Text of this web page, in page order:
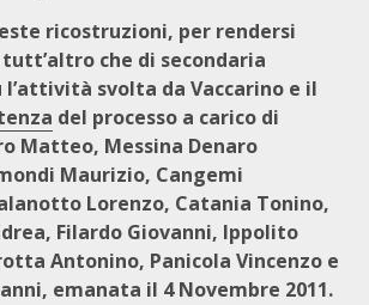
ricostruzioni, per rendersi
che di secondaria
svolta da Vaccarino e il
del processo a carico di
Matteo, Messina Denaro
Maurizio, Cangemi
Lorenzo, Catania Tonino,
Filardo Giovanni, Ippolito
Antonino, Panicola Vincenzo e
emanata il 4 Novembre 2011.